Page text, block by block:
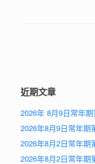
近期文章
2026年 8月9日常年
2026年8月9日常年期
2026年8月2日常年期
2026年8月2日常年期